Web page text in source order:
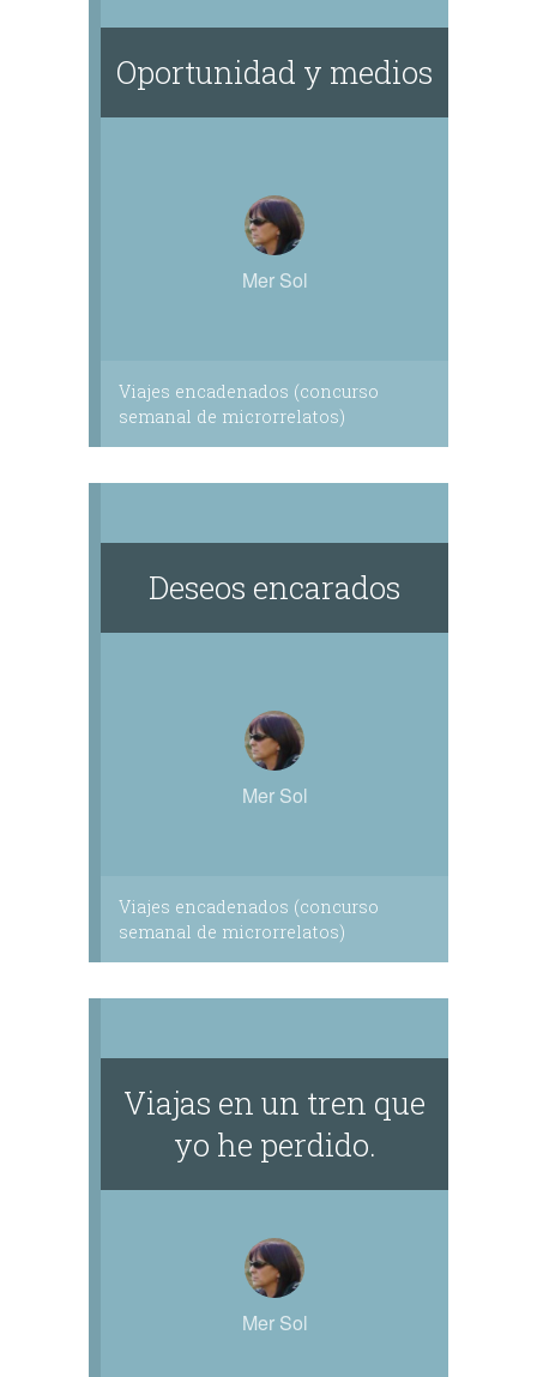
Oportunidad y medios
Mer Sol
Viajes encadenados (concurso
semanal de microrrelatos)
Deseos encarados
Mer Sol
Viajes encadenados (concurso
semanal de microrrelatos)
Viajas en un tren que
yo he perdido.
Mer Sol